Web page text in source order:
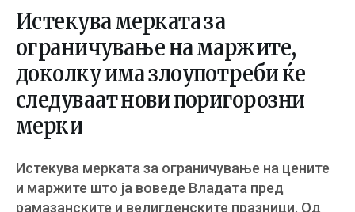
Истекува мерката за
ограничување на маржите,
доколку има злоупотреби ќе
следуваат нови поригорозни
мерки
Истекува мерката за ограничување на цените
и маржите што ја воведе Владата пред
рамазанските и велигденските празници. Од